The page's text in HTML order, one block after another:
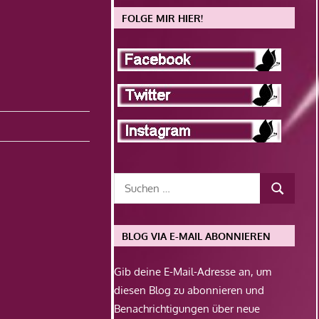
FOLGE MIR HIER!
BLOG VIA E-MAIL ABONNIEREN
Gib deine E-Mail-Adresse an, um
diesen Blog zu abonnieren und
Benachrichtigungen über neue